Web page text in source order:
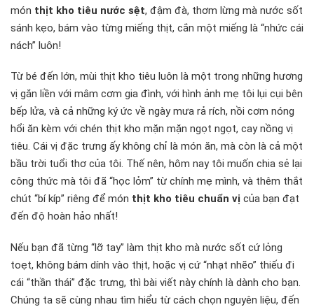
món thịt kho tiêu nước sệt, đậm đà, thơm lừng mà nước sốt
sánh kẹo, bám vào từng miếng thịt, cắn một miếng là “nhức cái
nách” luôn!
Từ bé đến lớn, mùi thịt kho tiêu luôn là một trong những hương
vị gắn liền với mâm cơm gia đình, với hình ảnh mẹ tôi lụi cụi bên
bếp lửa, và cả những ký ức về ngày mưa rả rích, nồi cơm nóng
hổi ăn kèm với chén thịt kho mặn mặn ngọt ngọt, cay nồng vị
tiêu. Cái vị đặc trưng ấy không chỉ là món ăn, mà còn là cả một
bầu trời tuổi thơ của tôi. Thế nên, hôm nay tôi muốn chia sẻ lại
công thức mà tôi đã “học lỏm” từ chính mẹ mình, và thêm thắt
chút “bí kíp” riêng để món thịt kho tiêu chuẩn vị của bạn đạt
đến độ hoàn hảo nhất!
Nếu bạn đã từng “lỡ tay” làm thịt kho mà nước sốt cứ lỏng
toẹt, không bám dính vào thịt, hoặc vị cứ “nhạt nhẽo” thiếu đi
cái “thần thái” đặc trưng, thì bài viết này chính là dành cho bạn.
Chúng ta sẽ cùng nhau tìm hiểu từ cách chọn nguyên liệu, đến